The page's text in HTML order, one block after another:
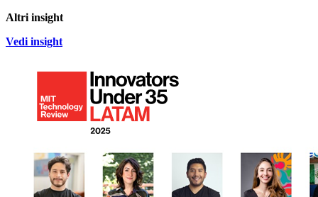
Altri insight
Vedi insight